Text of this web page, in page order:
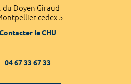
du Doyen Giraud
cedex 5
le CHU
04 67 33 67 33